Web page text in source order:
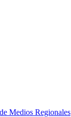
Medios Regionales